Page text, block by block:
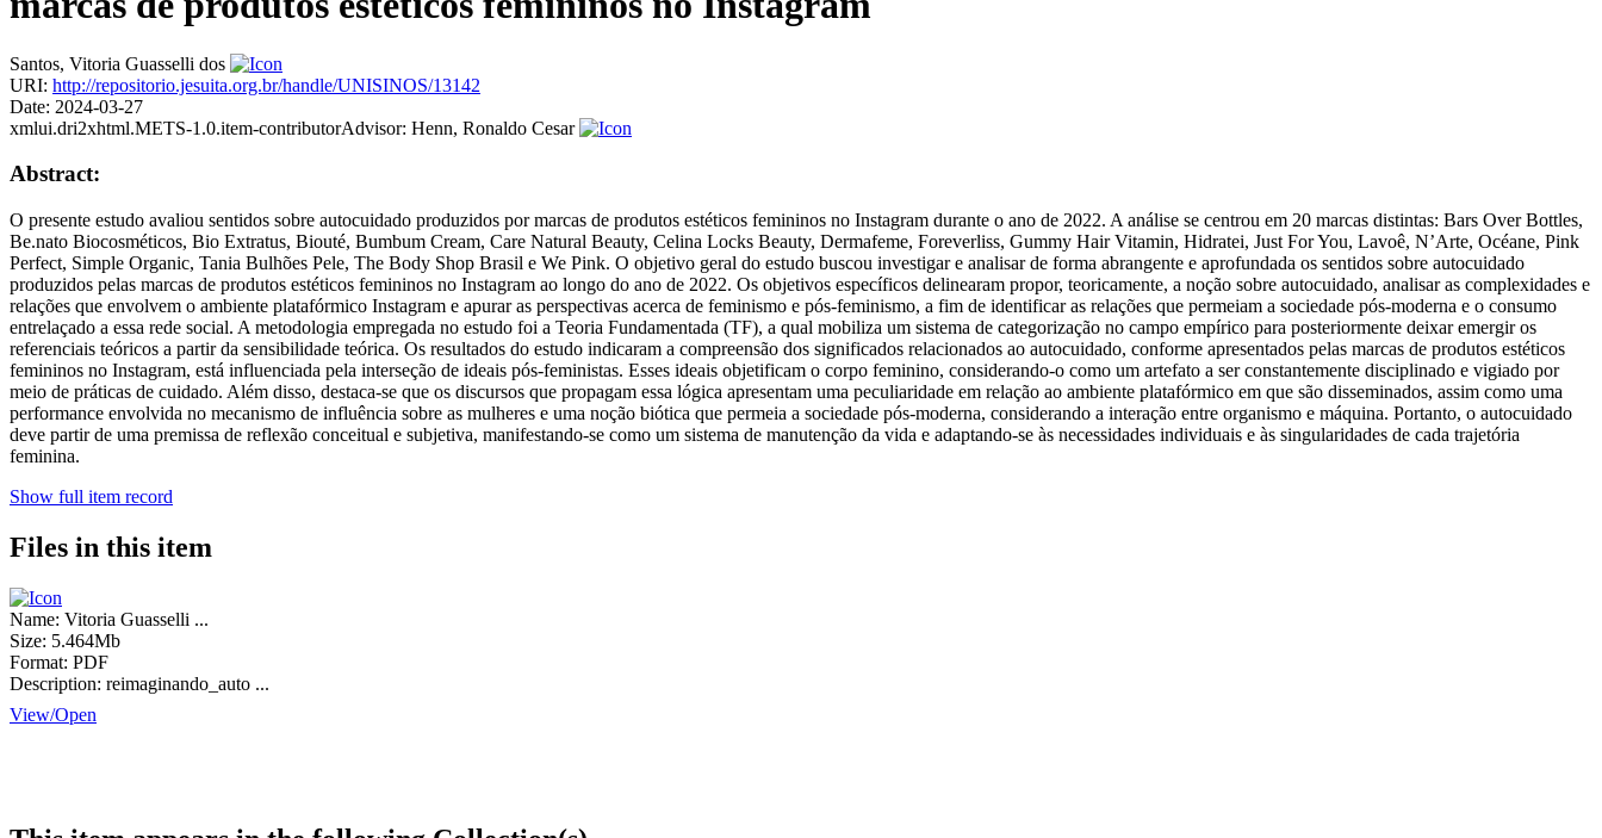
Santos, Vitoria Guasselli dos
URI: http://repositorio.jesuita.org.br/handle/UNISINOS/13142
Date: 2024-03-27
xmlui.dri2xhtml.METS-1.0.item-contributorAdvisor: Henn, Ronaldo Cesar
Abstract:
O presente estudo avaliou sentidos sobre autocuidado produzidos por marcas de produtos estéticos femininos no Instagram durante o ano de 2022. A análise se centrou em 20 marcas distintas: Bars Over Bottles,
Be.nato Biocosméticos, Bio Extratus, Biouté, Bumbum Cream, Care Natural Beauty, Celina Locks Beauty, Dermafeme, Foreverliss, Gummy Hair Vitamin, Hidratei, Just For You, Lavoê, N’Arte, Océane, Pink
Perfect, Simple Organic, Tania Bulhões Pele, The Body Shop Brasil e We Pink. O objetivo geral do estudo buscou investigar e analisar de forma abrangente e aprofundada os sentidos sobre autocuidado
produzidos pelas marcas de produtos estéticos femininos no Instagram ao longo do ano de 2022. Os objetivos específicos delinearam propor, teoricamente, a noção sobre autocuidado, analisar as complexidades e
relações que envolvem o ambiente platafórmico Instagram e apurar as perspectivas acerca de feminismo e pós-feminismo, a fim de identificar as relações que permeiam a sociedade pós-moderna e o consumo
entrelaçado a essa rede social. A metodologia empregada no estudo foi a Teoria Fundamentada (TF), a qual mobiliza um sistema de categorização no campo empírico para posteriormente deixar emergir os
referenciais teóricos a partir da sensibilidade teórica. Os resultados do estudo indicaram a compreensão dos significados relacionados ao autocuidado, conforme apresentados pelas marcas de produtos estéticos
femininos no Instagram, está influenciada pela interseção de ideais pós-feministas. Esses ideais objetificam o corpo feminino, considerando-o como um artefato a ser constantemente disciplinado e vigiado por
meio de práticas de cuidado. Além disso, destaca-se que os discursos que propagam essa lógica apresentam uma peculiaridade em relação ao ambiente platafórmico em que são disseminados, assim como uma
performance envolvida no mecanismo de influência sobre as mulheres e uma noção biótica que permeia a sociedade pós-moderna, considerando a interação entre organismo e máquina. Portanto, o autocuidado
deve partir de uma premissa de reflexão conceitual e subjetiva, manifestando-se como um sistema de manutenção da vida e adaptando-se às necessidades individuais e às singularidades de cada trajetória
feminina.
Show full item record
Files in this item
Name: Vitoria Guasselli ...
Size: 5.464Mb
Format: PDF
Description: reimaginando_auto ...
View/Open